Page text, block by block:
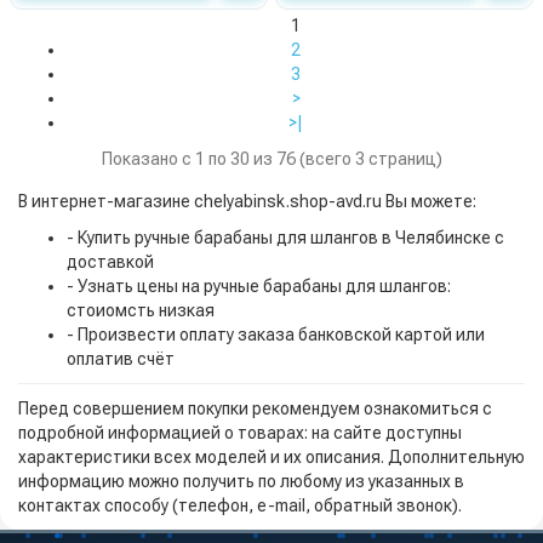
1
2
3
>
>|
Показано с 1 по 30 из 76 (всего 3 страниц)
В интернет-магазине chelyabinsk.shop-avd.ru Вы можете:
- Купить ручные барабаны для шлангов в Челябинске с
доставкой
- Узнать цены на ручные барабаны для шлангов:
стоиомсть низкая
- Произвести оплату заказа банковской картой или
оплатив счёт
Перед совершением покупки рекомендуем ознакомиться с
подробной информацией о товарах: на сайте доступны
характеристики всех моделей и их описания. Дополнительную
информацию можно получить по любому из указанных в
контактах способу (телефон, e-mail, обратный звонок).